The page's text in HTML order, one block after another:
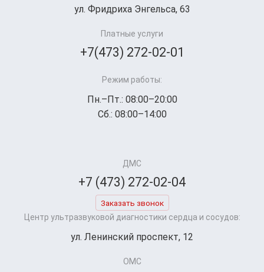
ул. Фридриха Энгельса, 63
Платные услуги
+7(473) 272-02-01
Режим работы:
Пн.–Пт.: 08:00–20:00
Сб.: 08:00–14:00
ДМС
+7 (473) 272-02-04
Заказать звонок
Центр ультразвуковой диагностики сердца и сосудов:
ул. Ленинский проспект, 12
ОМС